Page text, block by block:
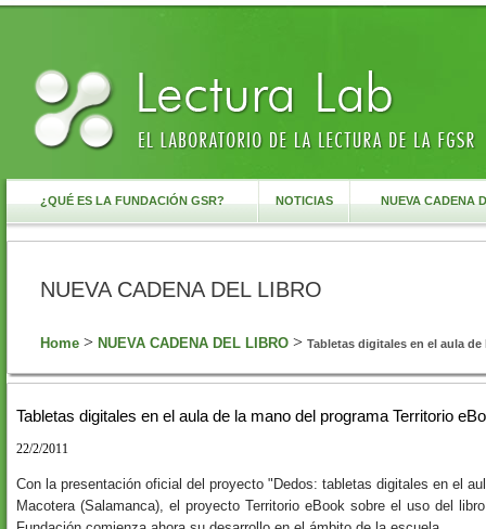
¿QUÉ ES LA FUNDACIÓN GSR? NOTICIAS NUEVA CADENA
NUEVA CADENA DEL LIBRO
Home > NUEVA CADENA DEL LIBRO > Tabletas digitales en el aula
Tabletas digitales en el aula de la mano del programa Territorio
22/2/2011
Con la presentación oficial del proyecto "Dedos: tabletas digitales en el
Macotera (Salamanca), el proyecto Territorio eBook sobre el uso del